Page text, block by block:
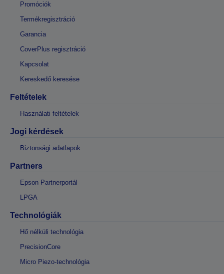
Promóciók
Termékregisztráció
Garancia
CoverPlus regisztráció
Kapcsolat
Kereskedő keresése
Feltételek
Használati feltételek
Jogi kérdések
Biztonsági adatlapok
Partners
Epson Partnerportál
LPGA
Technológiák
Hő nélküli technológia
PrecisionCore
Micro Piezo-technológia